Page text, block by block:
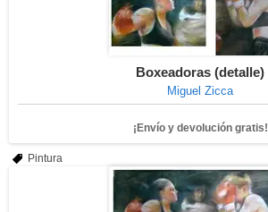
Boxeadoras (detalle)
Miguel Zicca
¡Envío y devolución gratis!
Pintura